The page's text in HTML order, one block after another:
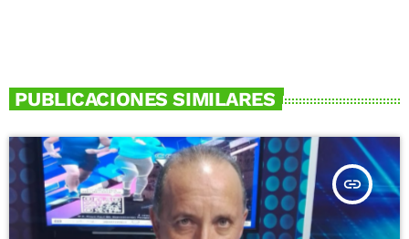
PUBLICACIONES SIMILARES
insert_link